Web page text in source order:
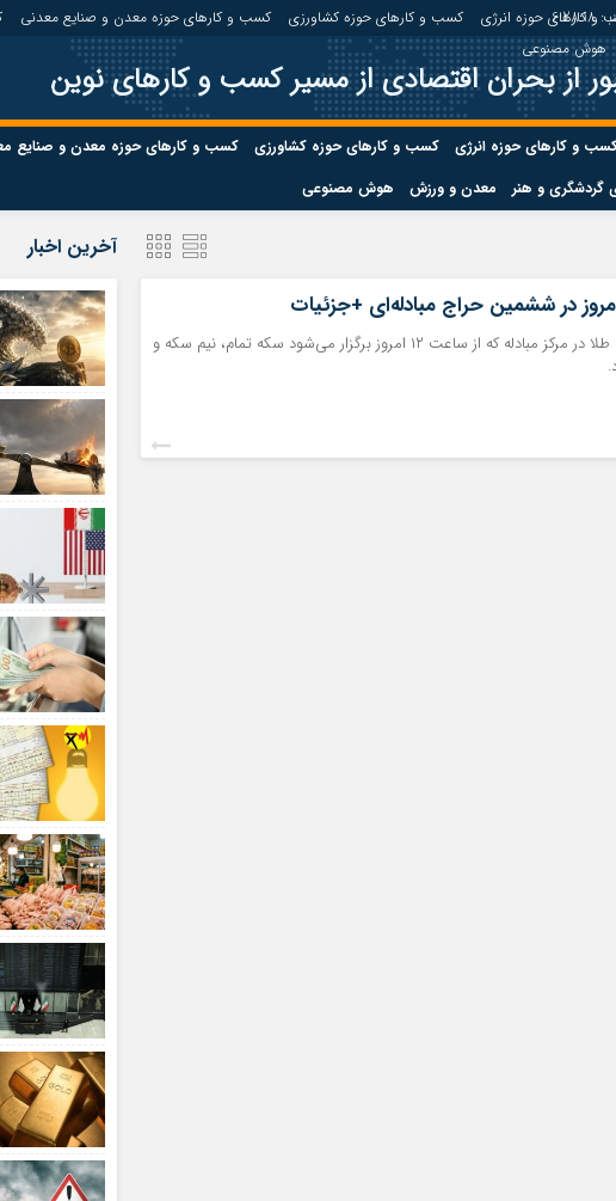
:
6:28:19
و کارهای حوزه انرژی کسب و کارهای حوزه کشاورزی کسب و کارهای حوزه معدن و صنایع معدنی
هوش مصنوعی
از بحران اقتصادی از مسیر کسب و کارهای نوین
و کارهای حوزه انرژی کسب و کارهای حوزه کشاورزی
کسب و کارهای حوزه معدن و صنایع
گردشگری و هنر معدن و ورزش هوش مصنوعی
رمز عبور
مرا
صفحه نخست
کسب و کارهای حوزه معدن و
صنایع معدنی
کسب و کارهای صنعت
کسب و کارهای
در ششمین حراج مبادله‌ای +جزئیات
در ششمین حراج سکه طلا در مرکز مبادله که از ساعت ۱۲ امروز برگزار می‌شود سکه تمام، نیم سکه و
آخرین اخبار